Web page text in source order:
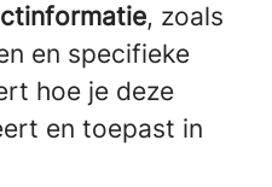
, zoals
en specifieke
hoe je deze
en toepast in